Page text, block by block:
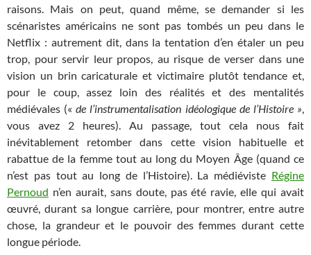
raisons. Mais on peut, quand même, se demander si les
scénaristes américains ne sont pas tombés un peu dans le
Netflix : autrement dit, dans la tentation d’en étaler un peu
trop, pour servir leur propos, au risque de verser dans une
vision un brin caricaturale et victimaire plutôt tendance et,
pour le coup, assez loin des réalités et des mentalités
médiévales («de l’instrumentalisation idéologique de l’Histoire »,
vous avez 2 heures). Au passage, tout cela nous fait
inévitablement retomber dans cette vision habituelle et
rabattue de la femme tout au long du Moyen Âge (quand ce
n’est pas tout au long de l’Histoire). La médiéviste Régine
Pernoud n’en aurait, sans doute, pas été ravie, elle qui avait
œuvré, durant sa longue carrière, pour montrer, entre autre
chose, la grandeur et le pouvoir des femmes durant cette
longue période.